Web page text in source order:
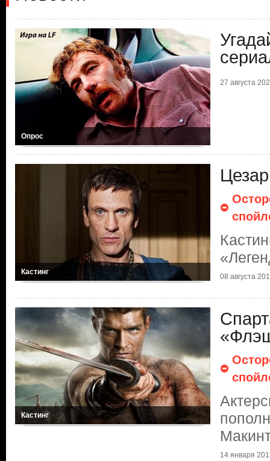
Опрос
27 августа
Кастинг
08 августа
Кастинг
14 января